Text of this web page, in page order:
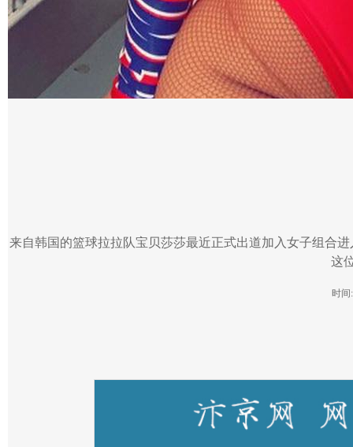
来自韩国的篮球拉拉队宝贝莎莎最近正式出道加入女子组合
这
时间